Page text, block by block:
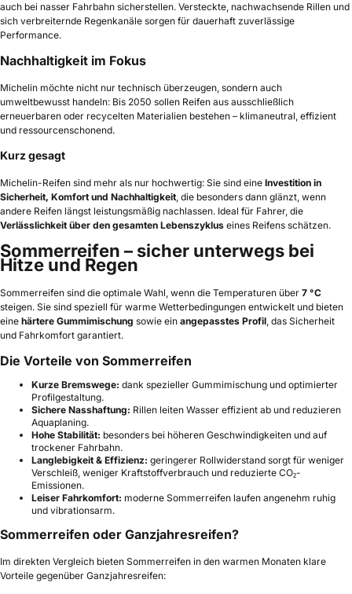
auch bei nasser Fahrbahn sicherstellen. Versteckte, nachwachsende Rillen und
sich verbreiternde Regenkanäle sorgen für dauerhaft zuverlässige
Performance.
Nachhaltigkeit im Fokus
Michelin möchte nicht nur technisch überzeugen, sondern auch
umweltbewusst handeln: Bis 2050 sollen Reifen aus ausschließlich
erneuerbaren oder recycelten Materialien bestehen – klimaneutral, effizient
und ressourcenschonend.
Kurz gesagt
Michelin-Reifen sind mehr als nur hochwertig: Sie sind eine Investition in
Sicherheit, Komfort und Nachhaltigkeit, die besonders dann glänzt, wenn
andere Reifen längst leistungsmäßig nachlassen. Ideal für Fahrer, die
Verlässlichkeit über den gesamten Lebenszyklus eines Reifens schätzen.
Sommerreifen – sicher unterwegs bei
Hitze und Regen
Sommerreifen sind die optimale Wahl, wenn die Temperaturen über 7 °C
steigen. Sie sind speziell für warme Wetterbedingungen entwickelt und bieten
eine härtere Gummimischung sowie ein angepasstes Profil, das Sicherheit
und Fahrkomfort garantiert.
Die Vorteile von Sommerreifen
Kurze Bremswege: dank spezieller Gummimischung und optimierter
Profilgestaltung.
Sichere Nasshaftung: Rillen leiten Wasser effizient ab und reduzieren
Aquaplaning.
Hohe Stabilität: besonders bei höheren Geschwindigkeiten und auf
trockener Fahrbahn.
Langlebigkeit & Effizienz: geringerer Rollwiderstand sorgt für weniger
Verschleiß, weniger Kraftstoffverbrauch und reduzierte CO₂-
Emissionen.
Leiser Fahrkomfort: moderne Sommerreifen laufen angenehm ruhig
und vibrationsarm.
Sommerreifen oder Ganzjahresreifen?
Im direkten Vergleich bieten Sommerreifen in den warmen Monaten klare
Vorteile gegenüber Ganzjahresreifen: